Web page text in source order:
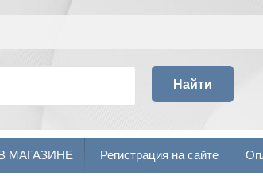
Найти
МАГАЗИНЕ Регистрация на сайте